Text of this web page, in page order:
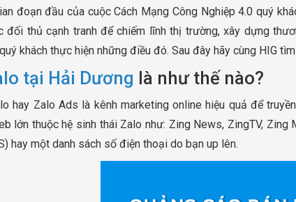
đoạn đầu của cuộc Cách Mạng Công Nghiệp 4.0 quý
đối thủ cạnh tranh để chiếm lĩnh thị trường, xây dựng
khách thực hiện những điều đó. Sau đây hãy cùng HIG
tại Hải Dương là như thế nào?
hay Zalo Ads là kênh marketing online hiệu quả để
lớn thuộc hệ sinh thái Zalo như: Zing News, ZingTV,
hay một danh sách số điện thoại do bạn up lên.